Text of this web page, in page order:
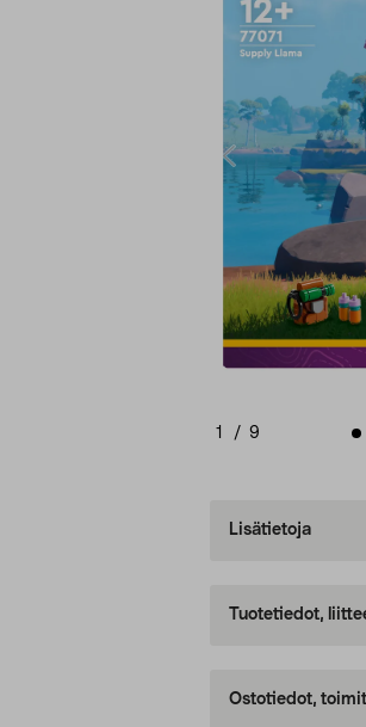
1 / 9
Lisätietoja
Tuotetiedot,
Ostotiedot,